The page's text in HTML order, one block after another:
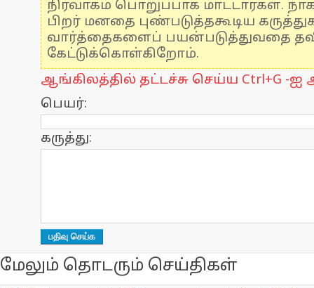
நிர்வாகம் பொறுப்பாக மாட்டார்கள்.
பிறர் மனதை புண்படுத்தகூடிய
வார்த்தைகளைப் பயன்படுத்துவதை
கேட்டுக்கொள்கிறோம்.
ஆங்கிலத்தில் தட்டச்சு செய்ய Ctrl+G -ஐ
பெயர்:
கருத்து:
மேலும் தொடரும் செய்திகள்